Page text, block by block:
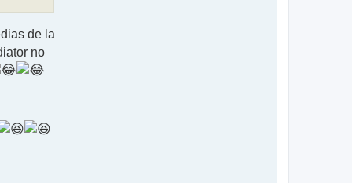
de la
no